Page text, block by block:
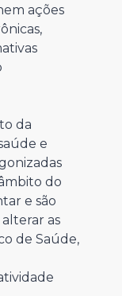
ações
da
e
do
e são
as
de Saúde,